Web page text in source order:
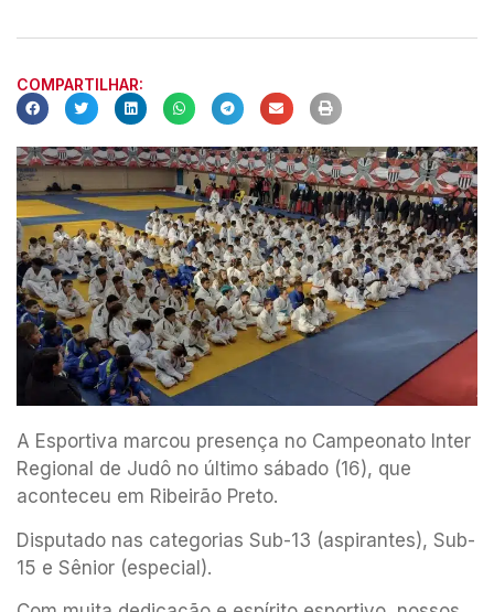
COMPARTILHAR:
A Esportiva marcou presença no Campeonato Inter
Regional de Judô no último sábado (16), que
aconteceu em Ribeirão Preto.
Disputado nas categorias Sub-13 (aspirantes), Sub-
15 e Sênior (especial).